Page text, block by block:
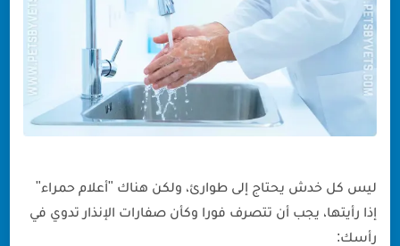
ليس كل خدش يحتاج إلى طوارئ، ولكن هناك "أعلام حمراء"
إذا رأيتها، يجب أن تتصرف فورا وكأن صفارات الإنذار تدوي في
رأسك: